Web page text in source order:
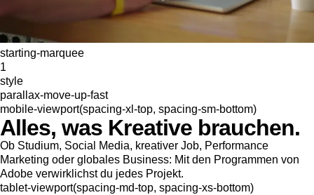
starting-marquee
1
style
parallax-move-up-fast
mobile-viewport(spacing-xl-top, spacing-sm-bottom)
Alles, was Kreative brauchen.
Ob Studium, Social Media, kreativer Job, Performance
Marketing oder globales Business: Mit den Programmen von
Adobe verwirklichst du jedes Projekt.
tablet-viewport(spacing-md-top, spacing-xs-bottom)